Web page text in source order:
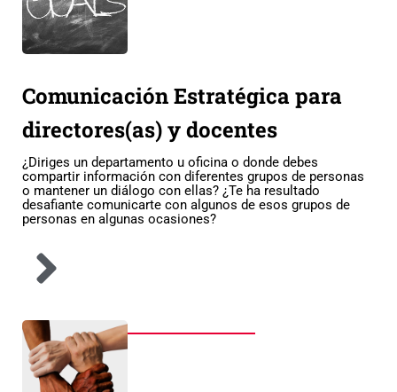
Comunicación Estratégica para
directores(as) y docentes
¿Diriges un departamento u oficina o donde debes
compartir información con diferentes grupos de personas
o mantener un diálogo con ellas? ¿Te ha resultado
desafiante comunicarte con algunos de esos grupos de
personas en algunas ocasiones?